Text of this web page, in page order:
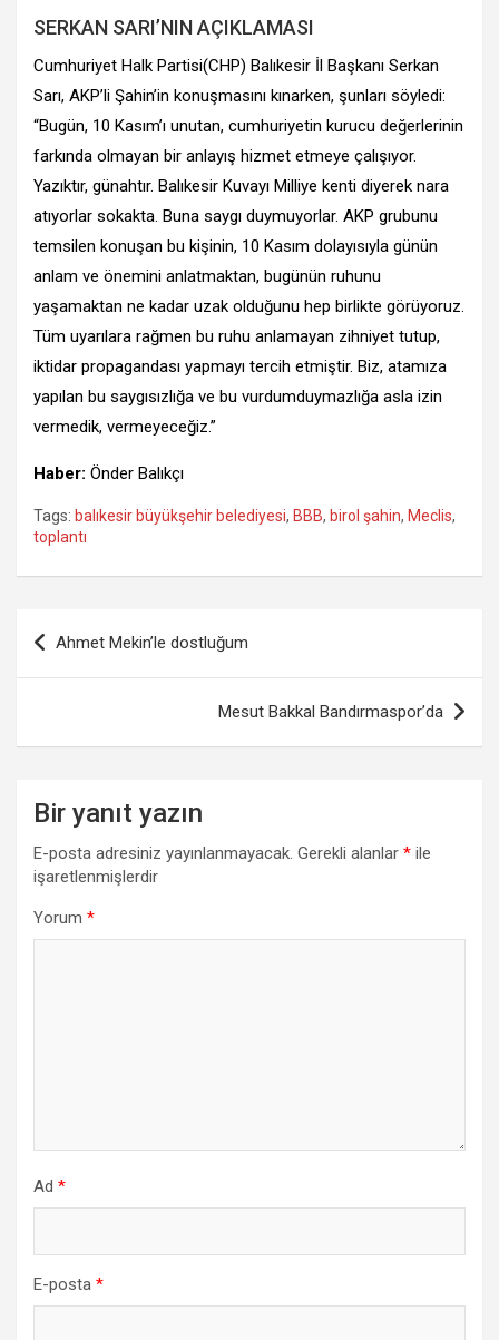
SERKAN SARI’NIN AÇIKLAMASI
Cumhuriyet Halk Partisi(CHP) Balıkesir İl Başkanı Serkan
Sarı, AKP’li Şahin’in konuşmasını kınarken, şunları söyledi:
“Bugün, 10 Kasım’ı unutan, cumhuriyetin kurucu değerlerinin
farkında olmayan bir anlayış hizmet etmeye çalışıyor.
Yazıktır, günahtır. Balıkesir Kuvayı Milliye kenti diyerek nara
atıyorlar sokakta. Buna saygı duymuyorlar. AKP grubunu
temsilen konuşan bu kişinin, 10 Kasım dolayısıyla günün
anlam ve önemini anlatmaktan, bugünün ruhunu
yaşamaktan ne kadar uzak olduğunu hep birlikte görüyoruz.
Tüm uyarılara rağmen bu ruhu anlamayan zihniyet tutup,
iktidar propagandası yapmayı tercih etmiştir. Biz, atamıza
yapılan bu saygısızlığa ve bu vurdumduymazlığa asla izin
vermedik, vermeyeceğiz.”
Haber: Önder Balıkçı
Tags: balıkesir büyükşehir belediyesi, BBB, birol şahin, Meclis,
toplantı
Yazı
gezinmesi
Ahmet Mekin’le dostluğum
Mesut Bakkal Bandırmaspor’da
Bir yanıt yazın
E-posta adresiniz yayınlanmayacak. Gerekli alanlar * ile
işaretlenmişlerdir
Yorum *
Ad *
E-posta *